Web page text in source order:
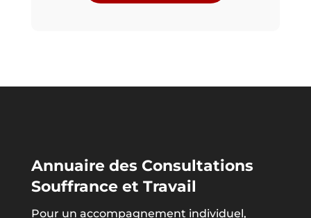
Annuaire des Consultations
Souffrance et Travail
Pour un accompagnement individuel,